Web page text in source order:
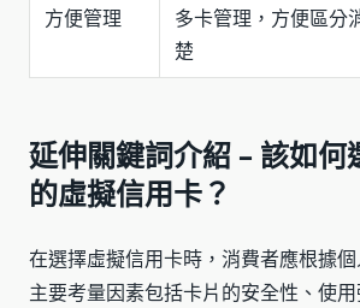
方便管理
多卡管理，方便區分
楚
延伸關鍵詞介紹 – 該如何
的虛擬信用卡？
在選擇虛擬信用卡時，消費者應根據個
主要考量因素包括卡片的安全性、使